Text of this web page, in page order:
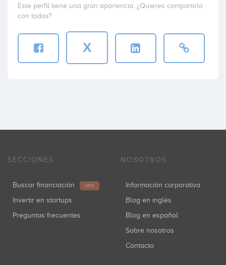
Este perfil tiene una gran apariencia. ¿Quieres compartirlo
con todos?
X
SECCIONES
Buscar financiación NEW
Invertir en startups
Preguntas frecuentes
NOSOTROS
Información corporativa
Blog en inglés
Blog en español
Sobre nosotros
Contacto